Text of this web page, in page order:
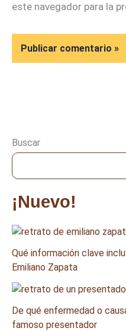
este navegador para la
Buscar
¡Nuevo!
Qué información clave
Emiliano Zapata
De qué enfermedad o
famoso presentador